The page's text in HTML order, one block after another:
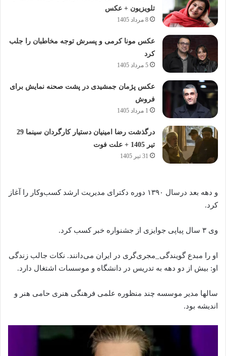
تلویزیون + عکس
8 مرداد 1405
عکس مونا کرمی و پسرش توجه مخاطبان را جلب
کرد
5 مرداد 1405
عکس پژمان جمشیدی در پشت صحنه نمایش برای
فروش
1 مرداد 1405
درگذشت رضا امینیان دستیار کارگردان سینما 29
تیر 1405 + علت فوت
31 تیر 1405
و دهه بعد درسال ۱۳۹۰ دوره دکترای مدیریت ارشد کسب‌وکار را آغاز
کرد.
وی ۳ سال پیاپی جوایزی از جشنواره خبر کسب کرد.
او را مبدع گویندگی_مجری‌گری در ایران می‌دانند. نکات جالب زندگی
او: بیش از دو دهه به تدریس در دانشگاه و موسسات اشتغال دارد.
سالها مدیر موسسه چند منظوره علمی فرهنگی هنری حامی هنر و
اندیشه بود.